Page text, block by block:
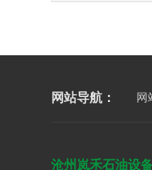
网站导航： 网
沧州岚禾石油设